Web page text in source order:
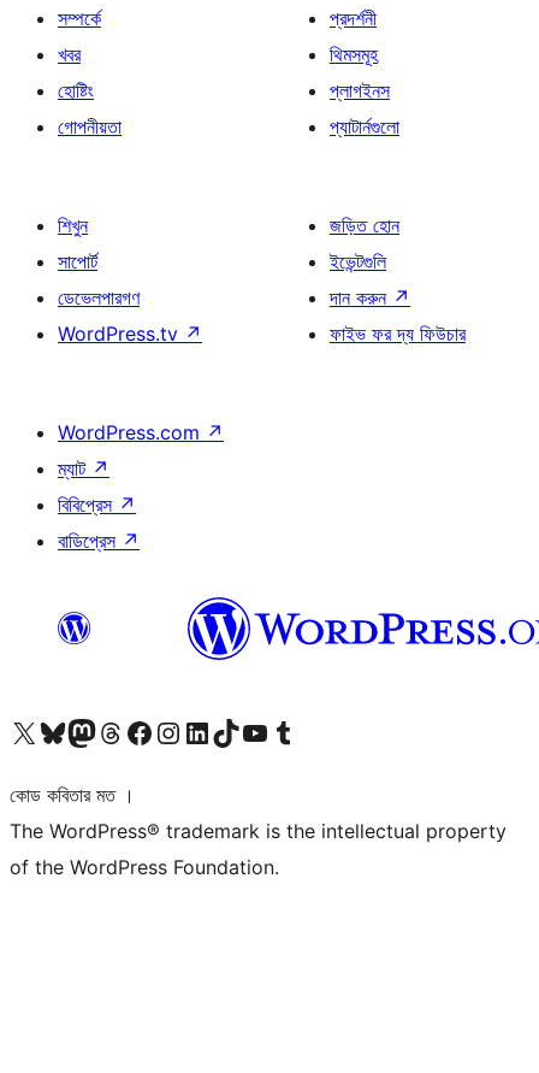
সম্পর্কে
খবর
হোষ্টিং
গোপনীয়তা
প্রদর্শনী
থিমসমূহ
প্লাগইনস
প্যাটার্নগুলো
শিখুন
সাপোর্ট
ডেভেলপারগণ
WordPress.tv ↗
জড়িত হোন
ইভেন্টগুলি
দান করুন ↗
ফাইভ ফর দ্য ফিউচার
WordPress.com ↗
ম্যাট ↗
বিবিপ্রেস ↗
বাডিপ্রেস ↗
আমাদের X (আগের টুইটার) অ্যাকাউন্টে যানআমাদের Bluesky অ্যাকাউন্টটি দেখুনআমাদের মাস্টোডন অ্যাকাউন্টটি দেখুনআমাদের থ্রেডস অ্যাকাউন্টটি দেখুনআমাদের ফেসবুক পেজ দেখুনআমাদের ইন্সটাগ্রাম অ্যাকাউন্ট দেখুনআমাদের লিঙ্কডইন অ্যাকাউন্টে যানআমাদের TikTok অ্যাকাউন্টটি দেখুনআমাদের ইউটিউব চ্যানেলে যান আমাদের টাম্বলার অ্যাকাউন্ট দেখুন
কোড কবিতার মত ।
The WordPress® trademark is the intellectual property
of the WordPress Foundation.